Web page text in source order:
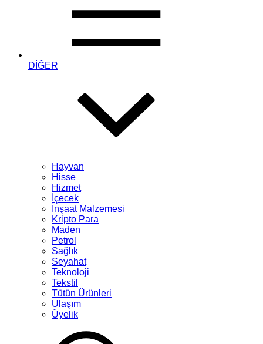
DİĞER
Hayvan
Hisse
Hizmet
İçecek
İnşaat Malzemesi
Kripto Para
Maden
Petrol
Sağlık
Seyahat
Teknoloji
Tekstil
Tütün Ürünleri
Ulaşım
Üyelik